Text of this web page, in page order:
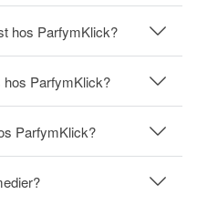
hos ParfymKlick?
hos ParfymKlick?
ParfymKlick?